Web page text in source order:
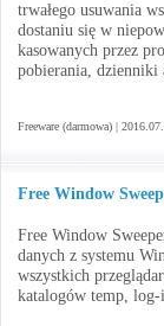
trwałego usuwania
dostaniu się w
kasowanych przez
pobierania, dzienniki
Freeware (darmowa) |
Free Window
Free Window
danych z systemu
wszystkich
katalogów temp,